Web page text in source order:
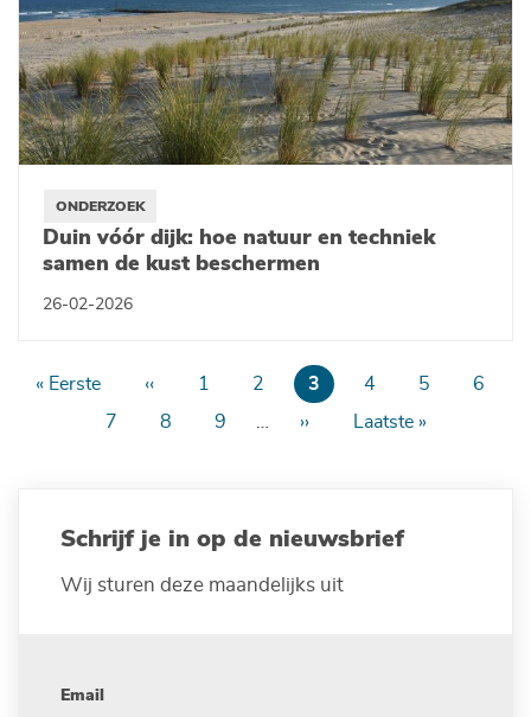
ONDERZOEK
Duin vóór dijk: hoe natuur en techniek
samen de kust beschermen
26-02-2026
Paginering
Eerste
« Eerste
Vorige
pagina
‹‹ Page
1 Page
2
Huidige
pagina
3 Page
4 Page
5 Page
6
Page
7 Page
8 Page
9
Volgende
››
Laatste
Laatste »
Schrijf je in op de nieuwsbrief
Wij sturen deze maandelijks uit
Email